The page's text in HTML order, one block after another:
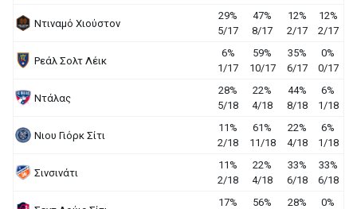
Ντιναμό Χιούστον
29%
5/17
47%
8/17
12%
2/17
12%
2/17
Ρεάλ Σολτ Λέικ
6%
1/17
59%
10/17
35%
6/17
0%
0/17
Ντάλας
28%
5/18
22%
4/18
44%
8/18
6%
1/18
Νιου Γιόρκ Σίτι
11%
2/18
61%
11/18
22%
4/18
6%
1/18
Σινσινάτι
11%
2/18
22%
4/18
33%
6/18
33%
6/18
17%
56%
28%
0%